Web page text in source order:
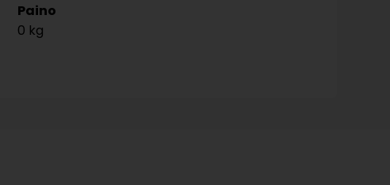
Paino
0 kg